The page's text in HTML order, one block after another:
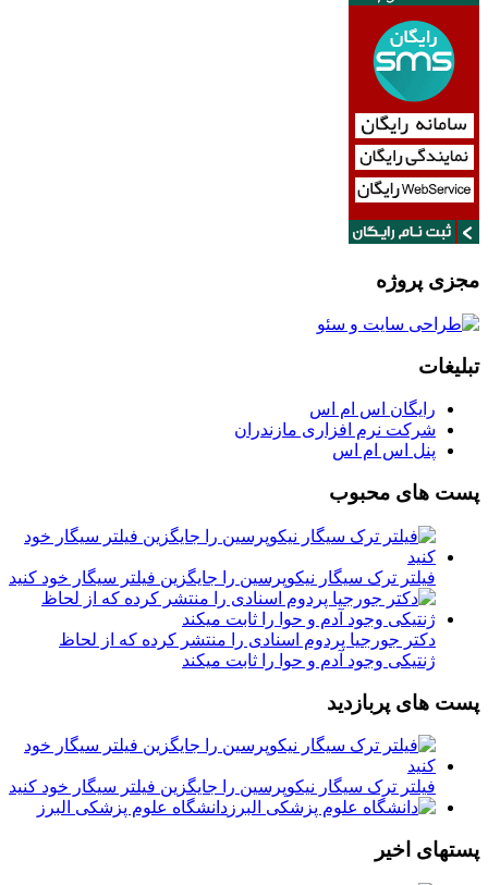
مجزی پروژه
تبلیغات
رایگان اس ام اس
شرکت نرم افزاری مازندران
پنل اس ام اس
پست های محبوب
فیلتر ترک سیگار نیکوپرسین را جایگزین فیلتر سیگار خود کنید
دکتر جورجیا پردوم اسنادی را منتشر کرده که از لحاظ
ژنتیکی وجود آدم و حوا را ثابت میکند
پست های پربازدید
فیلتر ترک سیگار نیکوپرسین را جایگزین فیلتر سیگار خود کنید
دانشگاه علوم پزشکی البرز
پستهای اخیر